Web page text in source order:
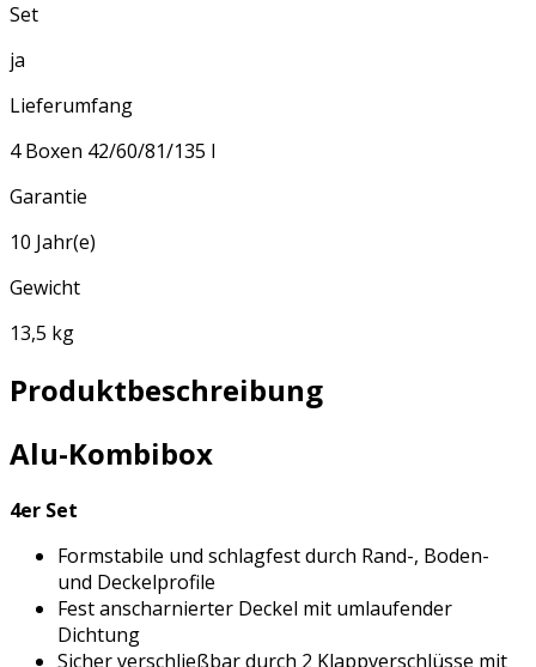
Set
ja
Lieferumfang
4 Boxen 42/60/81/135 l
Garantie
10 Jahr(e)
Gewicht
13,5 kg
Produktbeschreibung
Alu-Kombibox
4er Set
Formstabile und schlagfest durch Rand-, Boden-
und Deckelprofile
Fest anscharnierter Deckel mit umlaufender
Dichtung
Sicher verschließbar durch 2 Klappverschlüsse mit